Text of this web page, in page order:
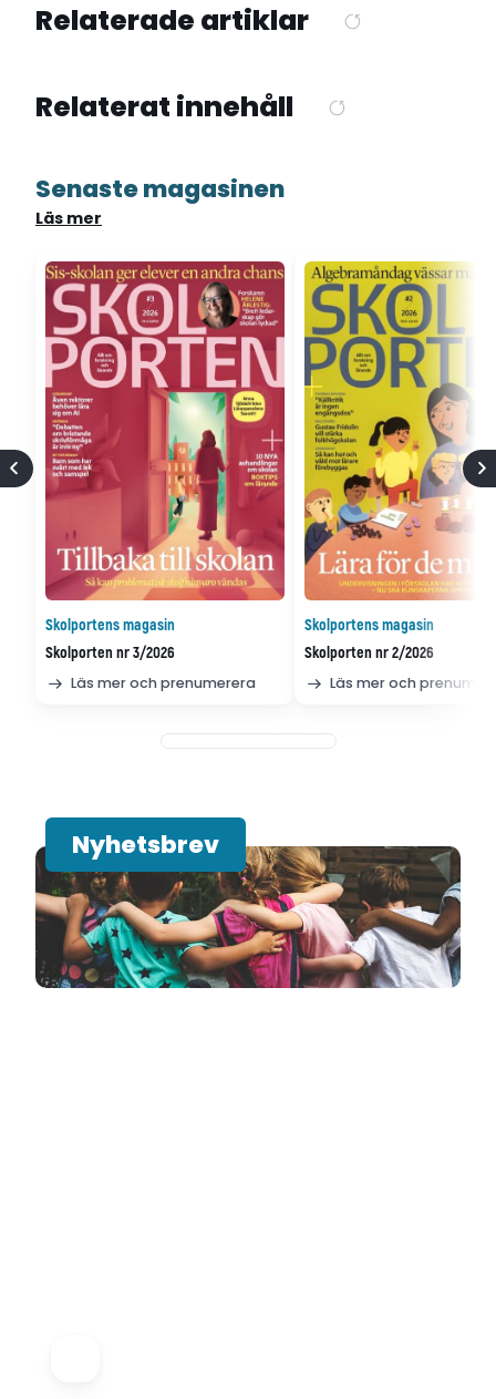
Relaterade artiklar
Relaterat innehåll
Senaste magasinen
Läs mer
Skolportens magasin
Skolporten nr 3/2026
Läs mer och prenumerera
Skolportens magasin
Skolporten nr 2/2026
Läs mer och
Nyhetsbrev